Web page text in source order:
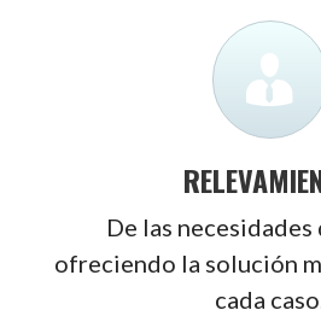
De las
ofreciendo la solución
cada